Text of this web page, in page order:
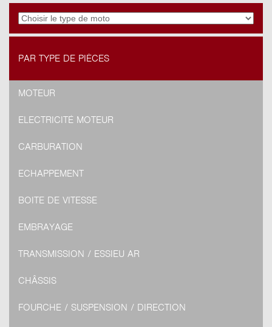
PAR TYPE DE PIÈCES
MOTEUR
ELECTRICITÉ MOTEUR
CARBURATION
ECHAPPEMENT
BOITE DE VITESSE
EMBRAYAGE
TRANSMISSION / ESSIEU AR
CHÂSSIS
FOURCHE / SUSPENSION / DIRECTION